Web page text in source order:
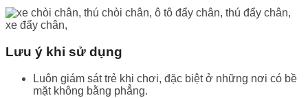
Lưu ý khi sử dụng
Luôn giám sát trẻ khi chơi, đặc biệt ở những nơi có bề
mặt không bằng phẳng.